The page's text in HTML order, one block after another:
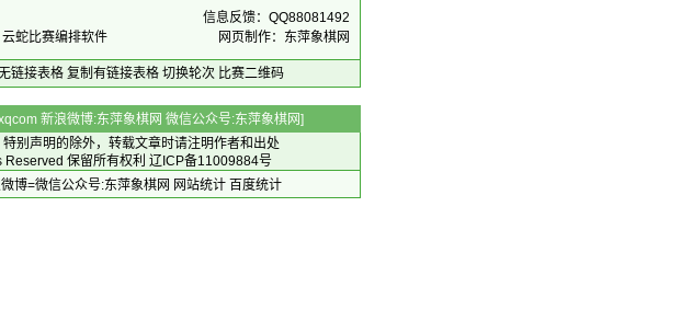
信息反馈：QQ88081492
蛇比赛编排软件 网页制作：东萍象棋网
链接表格 复制有链接表格 切换轮次 比赛二维码
新浪微博:东萍象棋网 微信公众号:东萍象棋网]
别声明的除外，转载文章时请注明作者和出处
Reserved 保留所有权利 辽ICP备11009884号
博=微信公众号:东萍象棋网 网站统计 百度统计